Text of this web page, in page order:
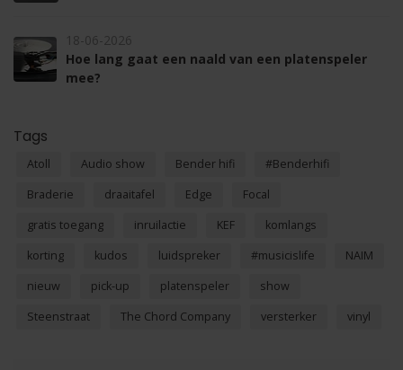
18-06-2026
Hoe lang gaat een naald van een platenspeler
mee?
Tags
Atoll Audio show Bender hifi
#Benderhifi
Braderie
draaitafel Edge
Focal
gratis toegang
inruilactie KEF
komlangs
korting
kudos luidspreker #musicislife
NAIM
nieuw
pick-up platenspeler
show
Steenstraat
The Chord Company versterker vinyl